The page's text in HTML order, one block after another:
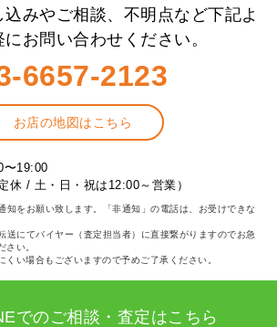
みやご相談、不明点など下記よ
にお問い合わせください。
6657-2123
お店の地図はこちら
〜19:00
休 / 土・日・祝は12:00～営業）
知をお願い致します。「非通知」の電話は、お受けできな
送にてバイヤー（査定担当者）に直接繋がりますのでお急
さい。
くい場合もございますので予めご了承ください。
でのご相談・査定はこちら